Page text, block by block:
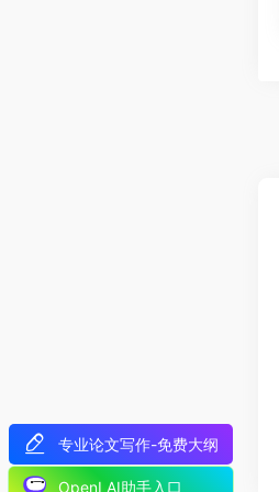
专业论文写作-免费大纲
OpenI AI助手入口